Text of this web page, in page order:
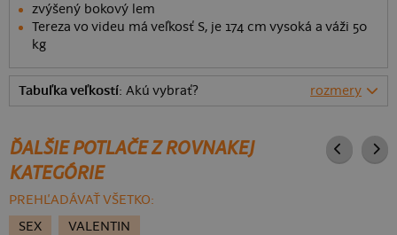
zvýšený bokový lem
Tereza vo videu má veľkosť S, je 174 cm vysoká a váži 50
kg
Tabuľka veľkostí: Akú vybrať? rozmery
ĎALŠIE POTLAČE Z ROVNAKEJ
KATEGÓRIE
PREHĽADÁVAŤ VŠETKO:
SEX
VALENTIN